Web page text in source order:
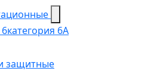
категория 6A
защитные